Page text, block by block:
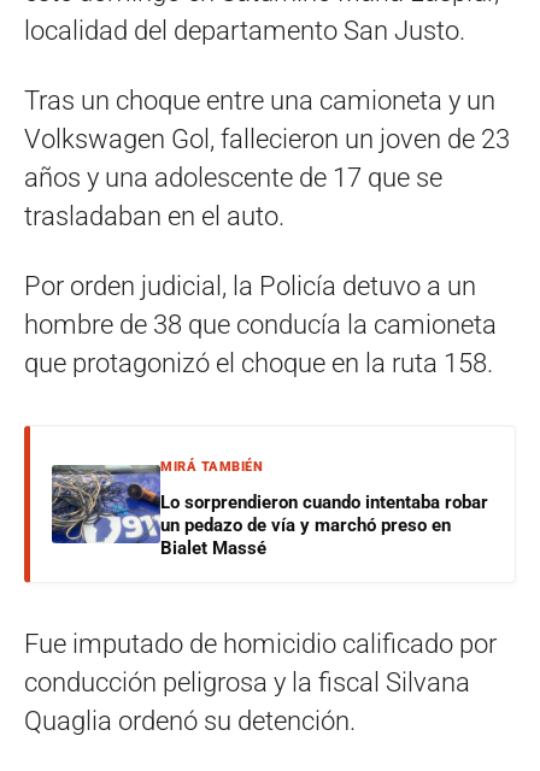
localidad del departamento San Justo.
Tras un choque entre una camioneta y un
Volkswagen Gol, fallecieron un joven de 23
años y una adolescente de 17 que se
trasladaban en el auto.
Por orden judicial, la Policía detuvo a un
hombre de 38 que conducía la camioneta
que protagonizó el choque en la ruta 158.
MIRÁ TAMBIÉN
Lo sorprendieron cuando intentaba robar
un pedazo de vía y marchó preso en
Bialet Massé
Fue imputado de homicidio calificado por
conducción peligrosa y la fiscal Silvana
Quaglia ordenó su detención.